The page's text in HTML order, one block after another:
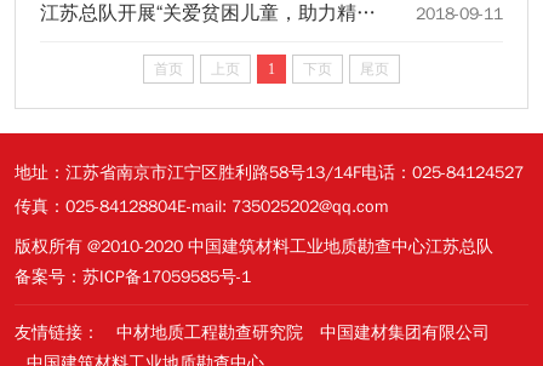
江苏总队开展“关爱贫困儿童，助力精准扶贫”公益活动 2018-09-11
首页 上页 1 下页 尾页
地址：江苏省南京市江宁区胜利路58号13/14F电话：025-84124527
传真：025-84128804E-mail: 735025202@qq.com
版权所有 @2010-2020 中国建筑材料工业地质勘查中心江苏总队
备案号：苏ICP备17059585号-1
友情链接： 中材地质工程勘查研究院
中国建材集团有限公司